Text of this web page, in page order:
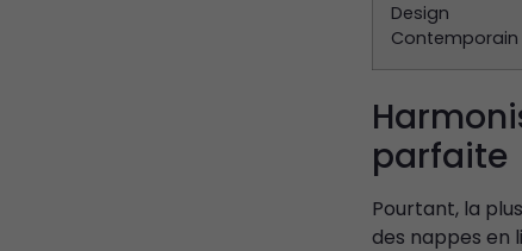
Design
Contemporain
parfaite
Pourtant, la
des nappes en